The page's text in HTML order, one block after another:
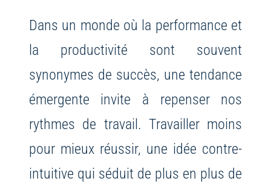
Dans un monde où la performance et
la productivité sont souvent
synonymes de succès, une tendance
émergente invite à repenser nos
rythmes de travail. Travailler moins
pour mieux réussir, une idée contre-
intuitive qui séduit de plus en plus de